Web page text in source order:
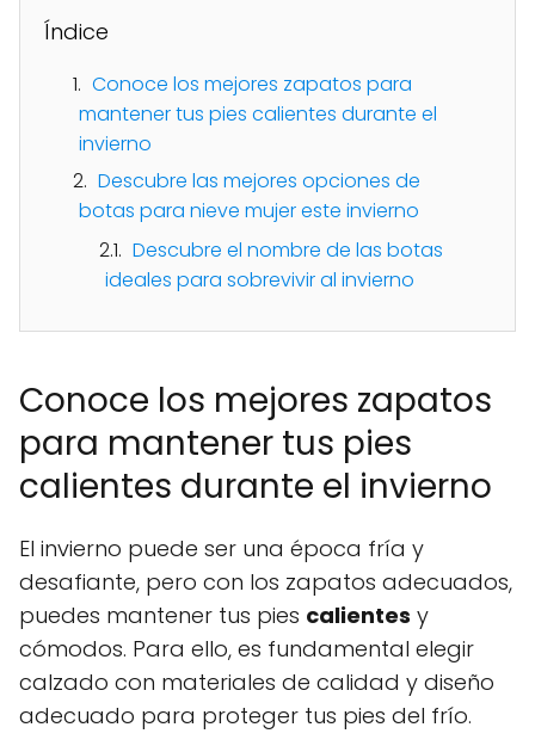
Índice
Conoce los mejores zapatos para
mantener tus pies calientes durante el
invierno
Descubre las mejores opciones de
botas para nieve mujer este invierno
Descubre el nombre de las botas
ideales para sobrevivir al invierno
Conoce los mejores zapatos
para mantener tus pies
calientes durante el invierno
El invierno puede ser una época fría y
desafiante, pero con los zapatos adecuados,
puedes mantener tus pies calientes y
cómodos. Para ello, es fundamental elegir
calzado con materiales de calidad y diseño
adecuado para proteger tus pies del frío.